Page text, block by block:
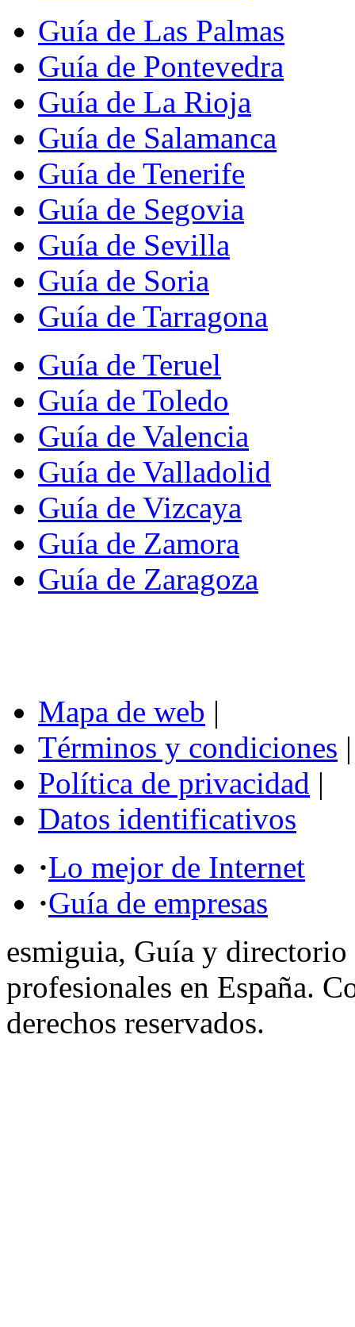
Guía de Las Palmas
Guía de Pontevedra
Guía de La Rioja
Guía de Salamanca
Guía de Tenerife
Guía de Segovia
Guía de Sevilla
Guía de Soria
Guía de Tarragona
Guía de Teruel
Guía de Toledo
Guía de Valencia
Guía de Valladolid
Guía de Vizcaya
Guía de Zamora
Guía de Zaragoza
Mapa de web |
Términos y condiciones |
Política de privacidad |
Datos identificativos
·Lo mejor de Internet
·Guía de empresas
esmiguia, Guía y directorio
profesionales en España.
derechos reservados.